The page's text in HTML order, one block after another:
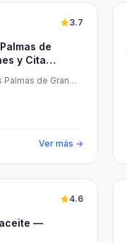
de
y Cita
3.7
Palmas de Gran
Ver más →
—
4.6